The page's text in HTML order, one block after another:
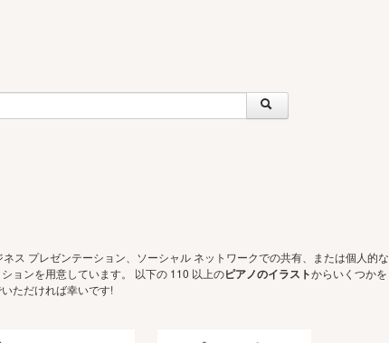
ス プレゼンテーション、ソーシャル ネットワークでの共有、または個人的な
ョンを用意しています。 以下の 110 以上のピアノのイラストからいくつかを
ただければ幸いです!